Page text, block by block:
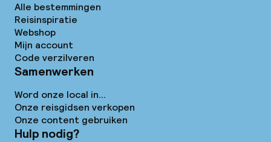
Alle bestemmingen
Reisinspiratie
Webshop
Mijn account
Code verzilveren
Samenwerken
Word onze local in...
Onze reisgidsen verkopen
Onze content gebruiken
Hulp nodig?